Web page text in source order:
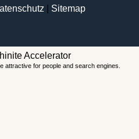
Sitemap
Accelerator
attractive for people and search engines.